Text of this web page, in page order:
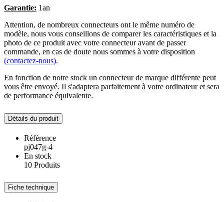
Garantie: 1an
Attention, de nombreux connecteurs ont le même numéro de
modèle, nous vous conseillons de comparer les caractéristiques et la
photo de ce produit avec votre connecteur avant de passer
commande, en cas de doute nous sommes à votre disposition
(contactez-nous).
En fonction de notre stock un connecteur de marque différente peut
vous être envoyé. Il s'adaptera parfaitement à votre ordinateur et sera
de performance équivalente.
Détails du produit
Référence
pj047g-4
En stock
10 Produits
Fiche technique